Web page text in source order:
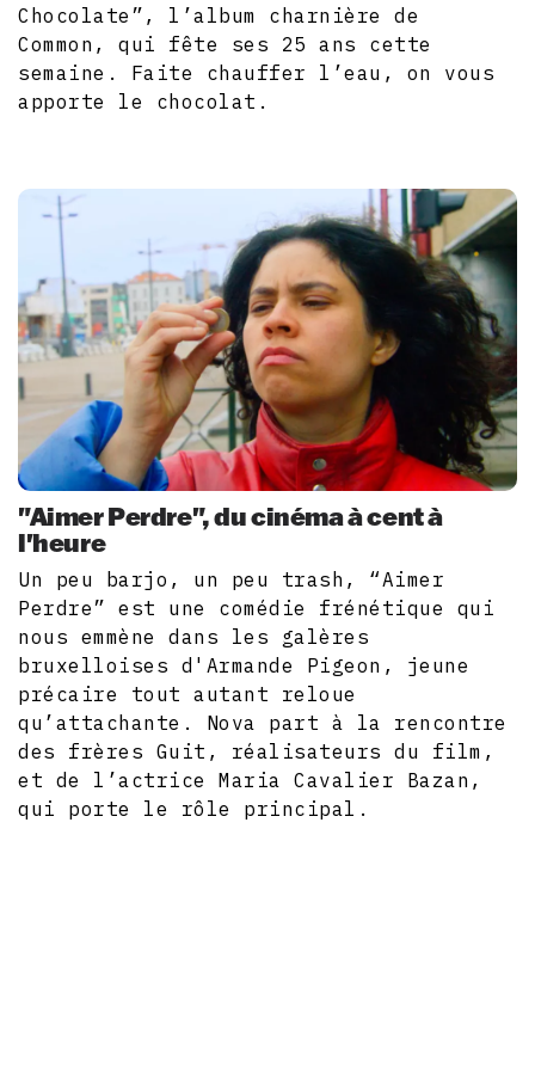
Chocolate”, l’album charnière de
Common, qui fête ses 25 ans cette
semaine. Faite chauffer l’eau, on vous
apporte le chocolat.
"Aimer Perdre", du cinéma à cent à
l'heure
Un peu barjo, un peu trash, “Aimer
Perdre” est une comédie frénétique qui
nous emmène dans les galères
bruxelloises d'Armande Pigeon, jeune
précaire tout autant reloue
qu’attachante. Nova part à la rencontre
des frères Guit, réalisateurs du film,
et de l’actrice Maria Cavalier Bazan,
qui porte le rôle principal.